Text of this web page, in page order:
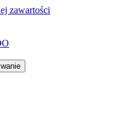
zawartości